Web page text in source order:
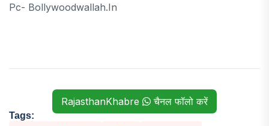
Pc- Bollywoodwallah.in
RajasthanKhabre चैनल फॉलो करें
Tags: